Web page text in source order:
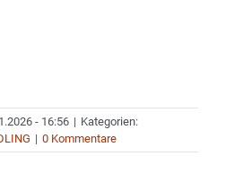
- 16:56 | Kategorien:
| 0 Kommentare